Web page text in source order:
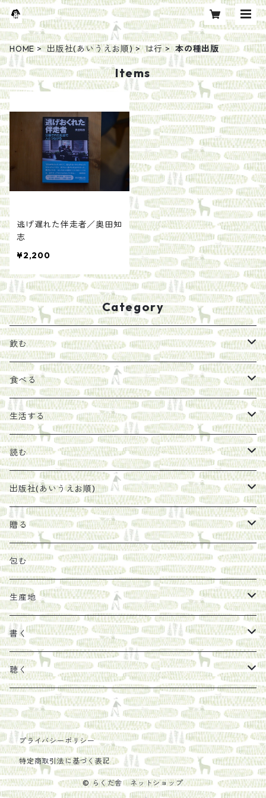
HOME 出版社(あいうえお順) は行 本の種出版
Items
逃げ遅れた伴走者／奥田知
志
¥2,200
Category
飲む
お茶
エキス
珈琲豆
太山寺珈琲焙煎室
食べる
ジャム
うめぼし
塩
オリーブオイル
その他
マスコバド糖
しょうがパウダー
野菜・果物
新しょうが
レモン
生活する
エコラップ
石けん
ヘチマたわし
陶器
馬目隆宏
絵
タンブラー
読む
刊行から時間が経ったけれど、長く売り続けたい一冊
贈り物に勧めたい絵本
紀伊半島ブックマルシェ関連本
らくだ舎出帆室の参考本など
新刊では販売しづらくなった本を巡らせて
古本や自由価格本から探す
出版社(あいうえお順)
らくだ舎出帆室
リトルプレス
mario books
タイドラー
Sakumag
地下BOOKS
疋田千里
PHILOSOPHIA
海外出版社
古本
あ行
明石書店
赤々舎
亜紀書房
か行
偕成社
笠間書院
さ行
里山社
た行
贈る
包装
ギフトセット
カレンダー
カップ
ステッカー
包む
生産地
色川
そこそこ農園
農家民泊JUGEM
だものみち
安田農園
フィリピン
パレスチナ
インドネシア
メキシコ
書く
カムワッカ
らくだ舎
ポストカード
聴く
里
COLECTIVO ALTEPE
プライバシーポリシー
特定商取引法に基づく表記
© らくだ舎 ネットショップ